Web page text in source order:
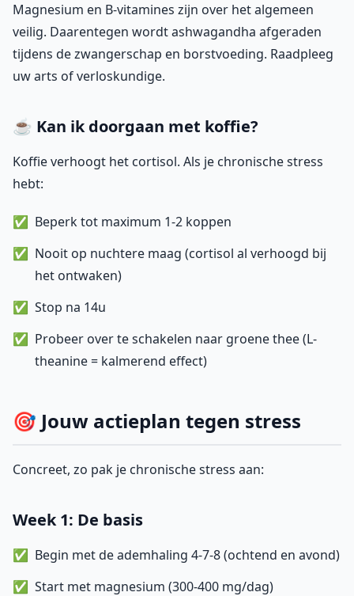
Magnesium en B-vitamines zijn over het algemeen
veilig. Daarentegen wordt ashwagandha afgeraden
tijdens de zwangerschap en borstvoeding. Raadpleeg
uw arts of verloskundige.
☕ Kan ik doorgaan met koffie?
Koffie verhoogt het cortisol. Als je chronische stress
hebt:
Beperk tot maximum 1-2 koppen
Nooit op nuchtere maag (cortisol al verhoogd bij
het ontwaken)
Stop na 14u
Probeer over te schakelen naar groene thee (L-
theanine = kalmerend effect)
🎯 Jouw actieplan tegen stress
Concreet, zo pak je chronische stress aan:
Week 1: De basis
Begin met de ademhaling 4-7-8 (ochtend en avond)
Start met magnesium (300-400 mg/dag)